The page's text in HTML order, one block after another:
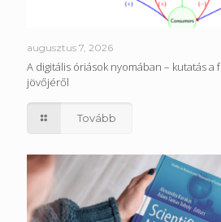
augusztus 7, 2026
A digitális óriások nyomában – kutatás a
jövőjéről
Tovább